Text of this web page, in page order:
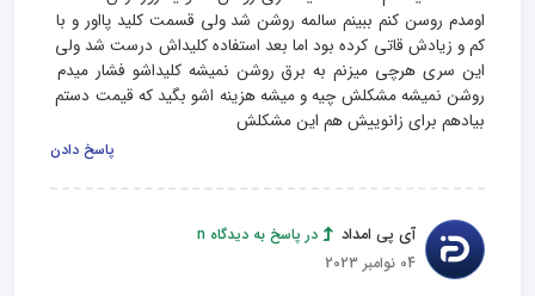
اومدم روسن کنم ببینم سالمه روشن شد ولی قسمت کلید پااور و با
کم و زیادش قاتی کرده بود اما بعد استفاده کلیداش درست شد ولی
این سری هرچی میزنم به برق روشن نمیشه کلیداشو فشار میدم
روشن نمیشه مشکلش چیه و میشه هزینه اشو بگید که قیمت دستم
بیادهم برای زانوییش هم این مشکلش
پاسخ دادن
آی پی امداد
در پاسخ به دیدگاه n
04 نوامبر 2023